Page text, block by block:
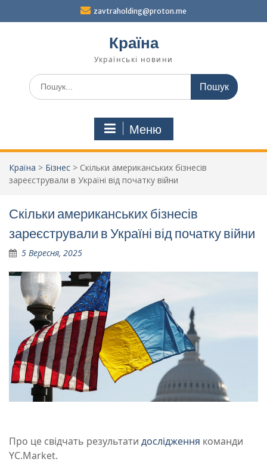
zavtraholding@proton.me
Країна
Українські новини
Шукати:
Меню
Країна > Бізнес > Скільки американських бізнесів
зареєстрували в Україні від початку війни
Скільки американських бізнесів
зареєстрували в Україні від початку війни
5 Вересня, 2025
Про це свідчать результати дослідження команди
YC.Market.